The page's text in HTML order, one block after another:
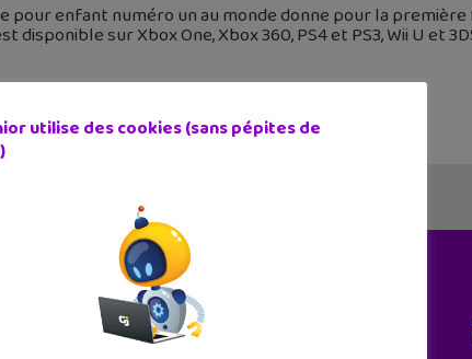
pour enfant numéro un au monde donne pour la première
disponible sur Xbox One, Xbox 360, PS4 et PS3, Wii U et
utilise des cookies (sans pépites de